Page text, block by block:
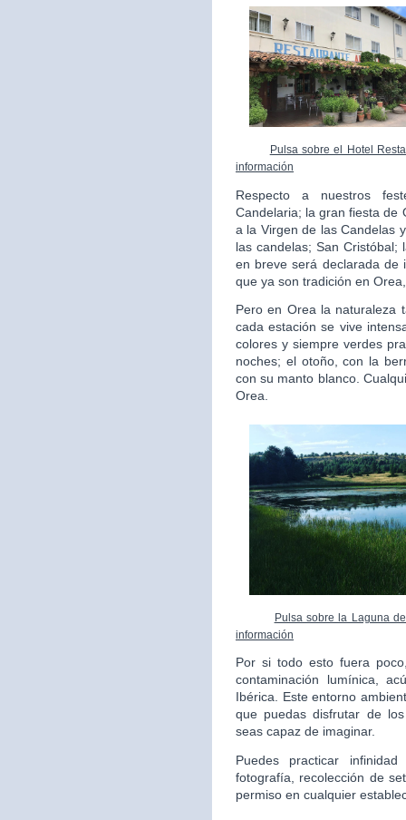
Pulsa sobre el Hotel
información
Respecto a nuestros
Candelaria; la gran fiesta de
a la Virgen de las Candelas
las candelas; San Cristóbal;
en breve será declarada de
que ya son tradición en
Pero en Orea la naturaleza
cada estación se vive
colores y siempre verdes
noches; el otoño, con la
con su manto blanco.
Orea.
Pulsa sobre la Laguna
información
Por si todo esto fuera
contaminación lumínica,
Ibérica. Este entorno
que puedas disfrutar de
seas capaz de imaginar.
Puedes practicar
fotografía, recolección de
permiso en cualquier